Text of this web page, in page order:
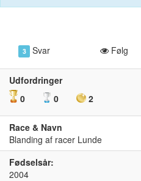
3 Svar Følg
Udfordringer
0
0 2
Race & Navn
Blanding af racer Lunde
Fødselsår:
2004